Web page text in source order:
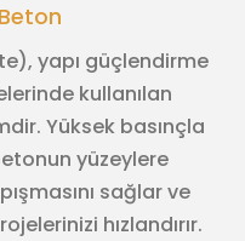
yapı güçlendirme
kullanılan
Yüksek basınçla
yüzeylere
sağlar ve
hızlandırır.